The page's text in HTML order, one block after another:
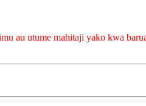
au utume mahitaji yako kwa